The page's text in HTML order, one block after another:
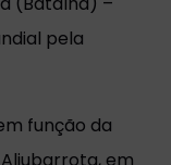
pela
função da